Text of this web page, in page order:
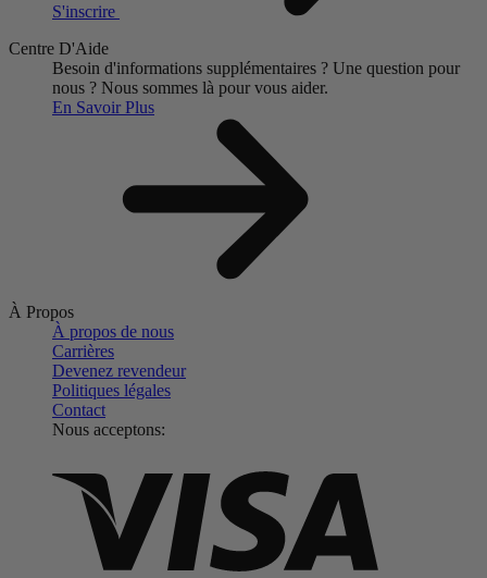
S'inscrire
Centre D'Aide
Besoin d'informations supplémentaires ? Une question pour
nous ? Nous sommes là pour vous aider.
En Savoir Plus
À Propos
À propos de nous
Carrières
Devenez revendeur
Politiques légales
Contact
Nous acceptons: